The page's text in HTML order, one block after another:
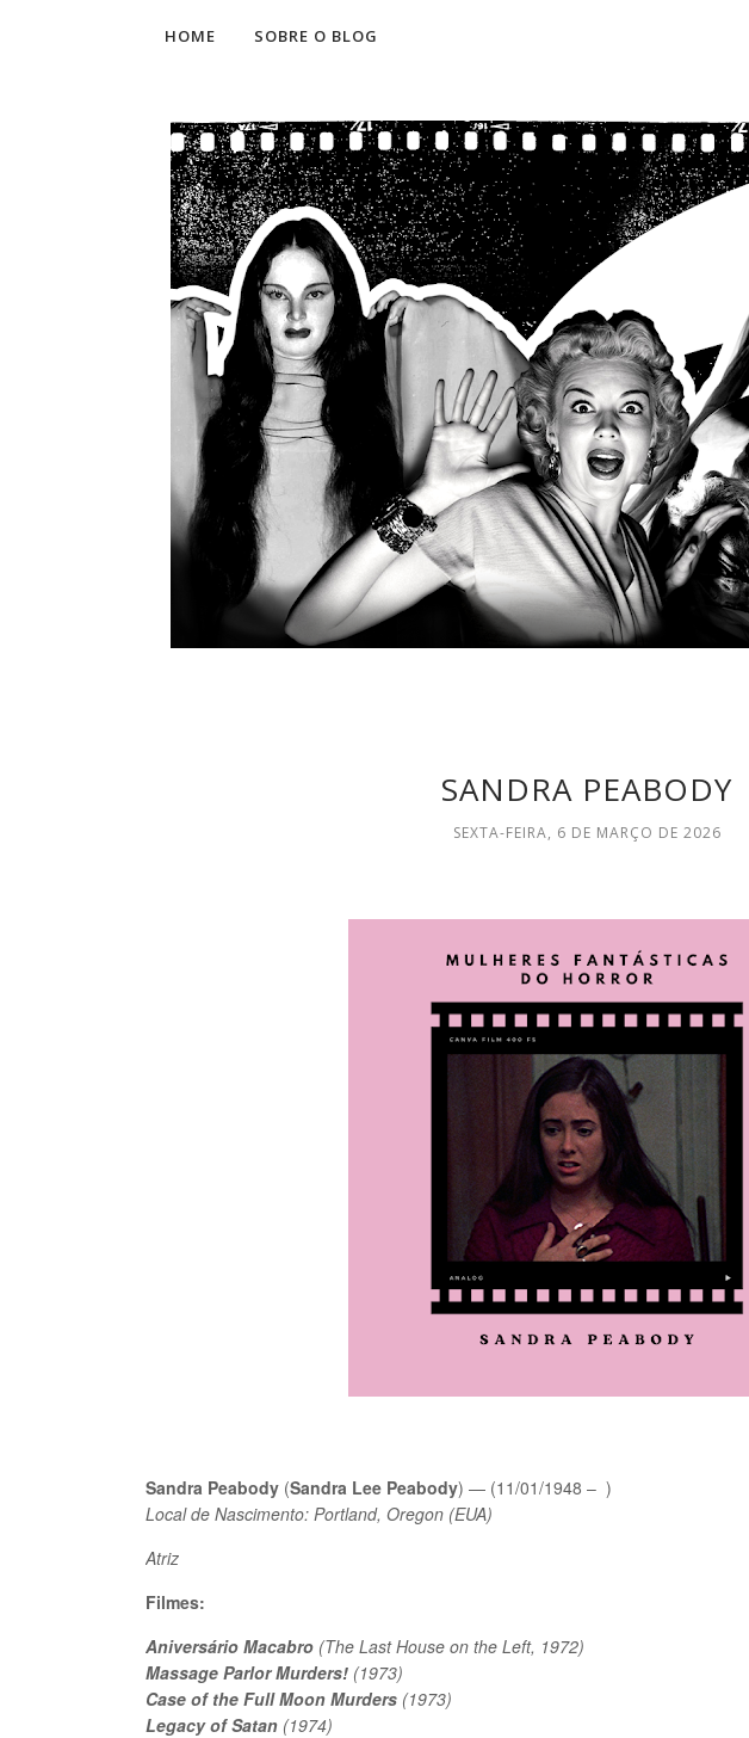
HOME SOBRE O BLOG
SANDRA PEABODY
SEXTA-FEIRA, 6 DE MARÇO DE 2026
Sandra Peabody (Sandra Lee Peabody) — (11/01/1948 – )
Local de Nascimento: Portland, Oregon (EUA)
Atriz
Filmes:
Aniversário Macabro (The Last House on the Left, 1972)
Massage Parlor Murders! (1973)
Case of the Full Moon Murders (1973)
Legacy of Satan (1974)